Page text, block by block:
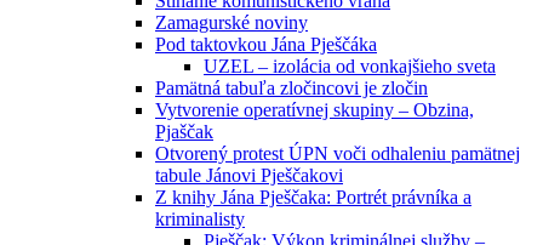
Zamagurské noviny
Pod taktovkou Jána Pješčáka
UZEL – izolácia od vonkajšieho sveta
Pamätná tabuľa zločincovi je zločin
Vytvorenie operatívnej skupiny – Obzina,
Pjaščak
Otvorený protest ÚPN voči odhaleniu pamätnej
tabule Jánovi Pješčakovi
Z knihy Jána Pješčaka: Portrét právníka a
kriminalisty
Pješčak: Výkon kriminálnej služby –